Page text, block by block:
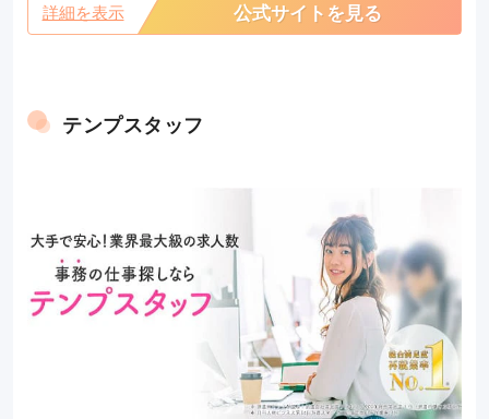
詳細を表示 公式サイトを見る
テンプスタッフ